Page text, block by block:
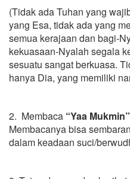
(Tidak ada Tuhan yang
yang Esa, tidak ada yang
semua kerajaan dan bagi-
kekuasaan-Nyalah segala
sesuatu sangat berkuasa.
hanya Dia, yang memiliki
2. Membaca “Yaa Mukmin”
Membacanya bisa
dalam keadaan suci/